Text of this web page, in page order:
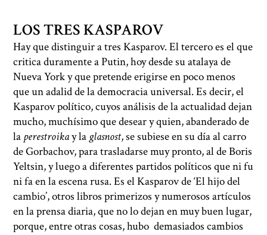
LOS TRES KASPAROV
Hay que distinguir a tres Kasparov. El tercero es el que
critica duramente a Putin, hoy desde su atalaya de
Nueva York y que pretende erigirse en poco menos
que un adalid de la democracia universal. Es decir, el
Kasparov político, cuyos análisis de la actualidad dejan
mucho, muchísimo que desear y quien, abanderado de
la perestroikay la glasnost, se subiese en su día al carro
de Gorbachov, para trasladarse muy pronto, al de Boris
Yeltsin, y luego a diferentes partidos políticos que ni fu
ni fa en la escena rusa. Es el Kasparov de ‘El hijo del
cambio’, otros libros primerizos y numerosos artículos
en la prensa diaria, que no lo dejan en muy buen lugar,
porque, entre otras cosas, hubo demasiados cambios